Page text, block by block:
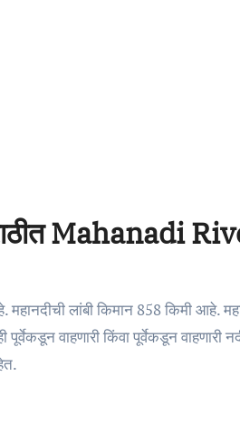
Mahanadi
महानदीची लांबी किमान 858 किमी आहे.
वाहणारी किंवा पूर्वेकडून वाहणारी